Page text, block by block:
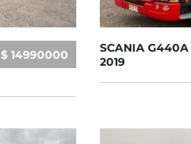
$ 14990000
SCANIA G440A
2019